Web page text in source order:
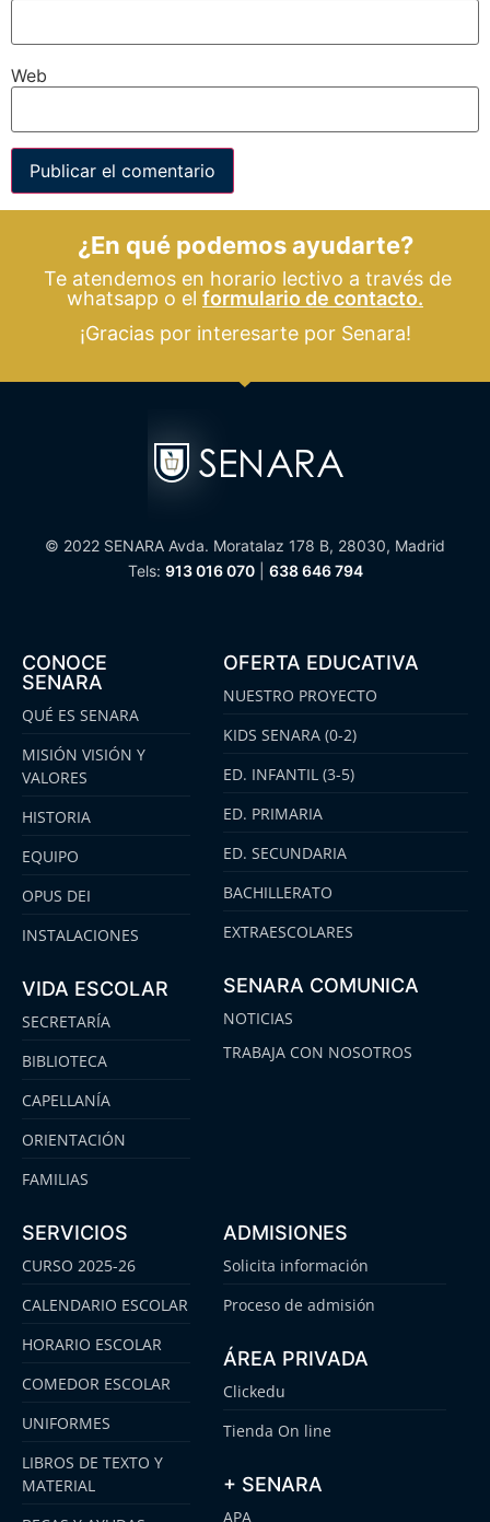
Web
¿En qué podemos ayudarte?
Te atendemos en horario lectivo a través de
whatsapp o el formulario de contacto.
¡Gracias por interesarte por Senara!
© 2022 SENARA Avda. Moratalaz 178 B, 28030, Madrid
Tels: 913 016 070| 638 646 794
CONOCE
SENARA
QUÉ ES SENARA
MISIÓN VISIÓN Y
VALORES
HISTORIA
EQUIPO
OPUS DEI
INSTALACIONES
VIDA ESCOLAR
SECRETARÍA
BIBLIOTECA
CAPELLANÍA
ORIENTACIÓN
FAMILIAS
OFERTA EDUCATIVA
NUESTRO PROYECTO
KIDS SENARA (0-2)
ED. INFANTIL (3-5)
ED. PRIMARIA
ED. SECUNDARIA
BACHILLERATO
EXTRAESCOLARES
SENARA COMUNICA
NOTICIAS
TRABAJA CON NOSOTROS
SERVICIOS
CURSO 2025-26
CALENDARIO ESCOLAR
HORARIO ESCOLAR
COMEDOR ESCOLAR
UNIFORMES
LIBROS DE TEXTO Y
MATERIAL
ADMISIONES
Solicita información
Proceso de admisión
ÁREA PRIVADA
Clickedu
Tienda On line
+ SENARA
APA